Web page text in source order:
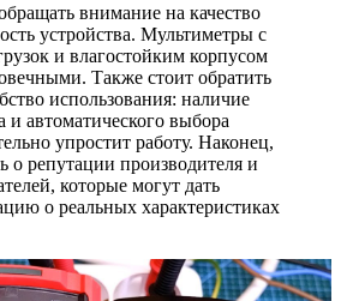
внимание на качество
устройства. Мультиметры с
и влагостойким корпусом
Также стоит обратить
использования: наличие
и автоматического выбора
упростит работу. Наконец,
о репутации производителя и
которые могут дать
о реальных характеристиках